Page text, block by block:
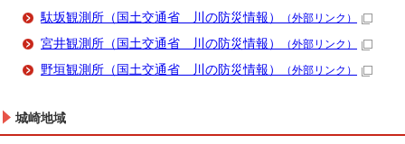
駄坂観測所（国土交通省 川の防災情報） （外部リンク）
宮井観測所（国土交通省 川の防災情報） （外部リンク）
野垣観測所（国土交通省 川の防災情報） （外部リンク）
城崎地域